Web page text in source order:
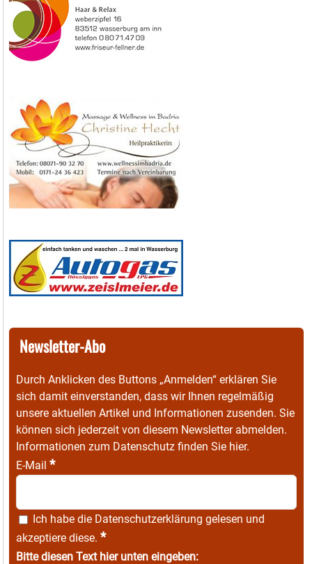
Newsletter-Abo
Durch Anklicken des Buttons „Anmelden“ erklären Sie
sich damit einverstanden, dass wir Ihnen regelmäßig
unsere aktuellen Artikel und Informationen zusenden. Sie
können sich jederzeit von diesem Newsletter abmelden.
Informationen zum Datenschutz finden Sie hier.
E-Mail *
Ich habe die Datenschutzerklärung gelesen und
akzeptiere diese. *
Bitte diesen Text hier unten eingeben: